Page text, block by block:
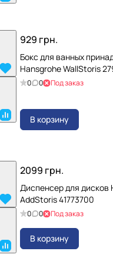
929 грн.
Бокс для ванных
Hansgrohe WallStoris
0 0 Под заказ
В корзину
2099 грн.
Диспенсер для дисков
AddStoris 41773700
0 0 Под заказ
В корзину